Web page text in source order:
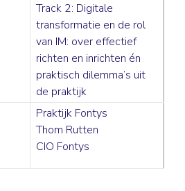
Track 2: Digitale
transformatie en de rol
van IM: over effectief
richten en inrichten én
praktisch dilemma’s uit
de praktijk
Praktijk Fontys
Thom Rutten
CIO Fontys